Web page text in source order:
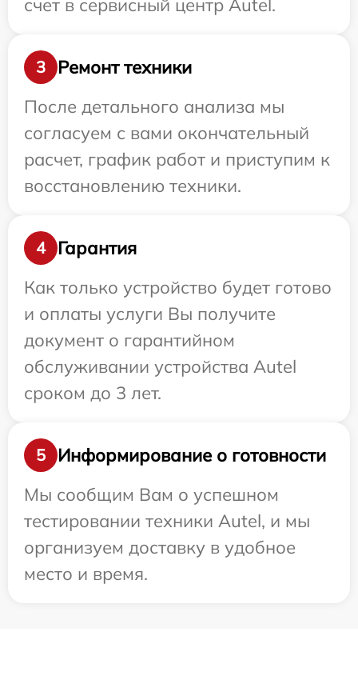
счет в сервисный центр Autel.
3
Ремонт техники
После детального анализа мы
согласуем с вами окончательный
расчет, график работ и приступим к
восстановлению техники.
4
Гарантия
Как только устройство будет готово
и оплаты услуги Вы получите
документ о гарантийном
обслуживании устройства Autel
сроком до 3 лет.
5
Информирование о готовности
Мы сообщим Вам о успешном
тестировании техники Autel, и мы
организуем доставку в удобное
место и время.